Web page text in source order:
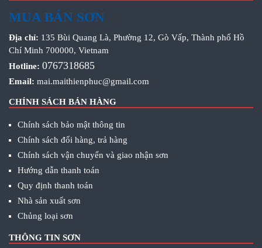
MUA BÁN SƠN
Địa chỉ: 135 Bùi Quang Là, Phường 12, Gò Vấp, Thành phố Hồ
Chí Minh 700000, Vietnam
Hotline: 0767318685
Email: mai.maithienphuc@gmail.com
CHÍNH SÁCH BÁN HÀNG
Chính sách bảo mật thông tin
Chính sách đổi hàng, trả hàng
Chính sách vận chuyển và giao nhận sơn
Hướng dẫn thanh toán
Quy định thanh toán
Nhà sản xuất sơn
Chủng loại sơn
THÔNG TIN SƠN